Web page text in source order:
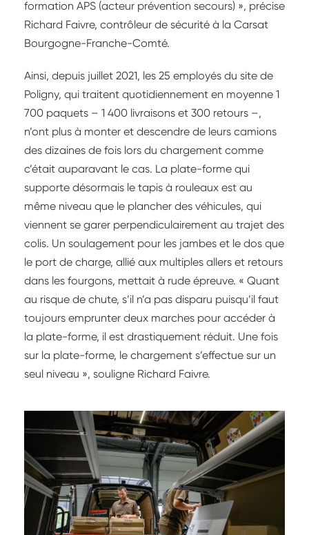
formation APS (acteur prévention secours) », précise
Richard Faivre, contrôleur de sécurité à la Carsat
Bourgogne-Franche-Comté.
Ainsi, depuis juillet 2021, les 25 employés du site de
Poligny, qui traitent quotidiennement en moyenne 1
700 paquets – 1 400 livraisons et 300 retours –,
n’ont plus à monter et descendre de leurs camions
des dizaines de fois lors du chargement comme
c’était auparavant le cas. La plate-forme qui
supporte désormais le tapis à rouleaux est au
même niveau que le plancher des véhicules, qui
viennent se garer perpendiculairement au trajet des
colis. Un soulagement pour les jambes et le dos que
le port de charge, allié aux multiples allers et retours
dans les fourgons, mettait à rude épreuve. « Quant
au risque de chute, s’il n’a pas disparu puisqu’il faut
toujours emprunter deux marches pour accéder à
la plate-forme, il est drastiquement réduit. Une fois
sur la plate-forme, le chargement s’effectue sur un
seul niveau », souligne Richard Faivre.